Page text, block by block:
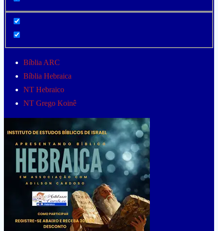
Bíblia ARC
Bíblia Hebraica
NT Hebraico
NT Grego Koinê